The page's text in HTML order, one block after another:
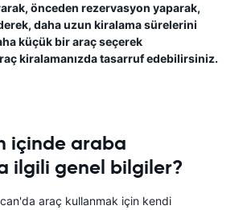
önceden rezervasyon yaparak,
daha uzun kiralama sürelerini
küçük bir araç seçerek
kiralamanızda tasarruf edebilirsiniz.
içinde araba
ilgili genel bilgiler?
araç kullanmak için kendi